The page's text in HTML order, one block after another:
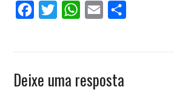
FacebookTwitter WhatsApp
Email
Deixe uma resposta